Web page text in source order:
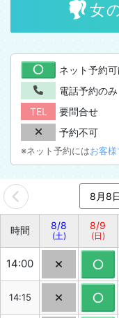
女
ネット予約
電話予約のみ
TEL
要問合せ
予約不可
※ネット予約にはお客
時間 8/8
(土)
8/9
(日)
14:00
14:15